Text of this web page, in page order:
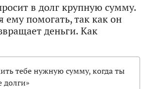
в долг крупную сумму.
ему помогать, так как он
деньги. Как
тебе нужную сумму, когда ты
долги»